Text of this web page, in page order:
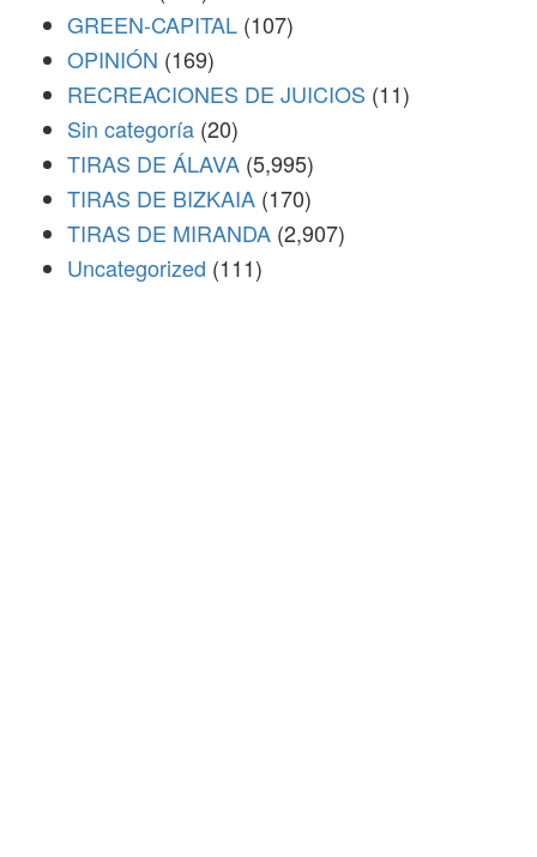
GREEN-CAPITAL (107)
OPINIÓN (169)
RECREACIONES DE JUICIOS (11)
Sin categoría (20)
TIRAS DE ÁLAVA (5,995)
TIRAS DE BIZKAIA (170)
TIRAS DE MIRANDA (2,907)
Uncategorized (111)